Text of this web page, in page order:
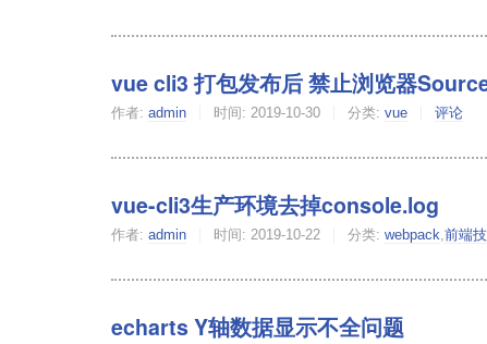
vue cli3 打包发布后 禁止浏览器
作者: admin 时间: 2019-10-30 分类: vue 评论
vue-cli3生产环境去掉console.log
作者: admin 时间: 2019-10-22 分类: webpack 前端
echarts Y轴数据显示不全问题